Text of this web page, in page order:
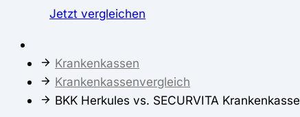
Jetzt vergleichen
Krankenkassen
Krankenkassenvergleich
BKK Herkules vs. SECURVITA Krankenkasse